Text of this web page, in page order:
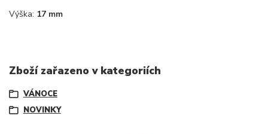
Výška: 17 mm
Zboží zařazeno v kategoriích
VÁNOCE
NOVINKY